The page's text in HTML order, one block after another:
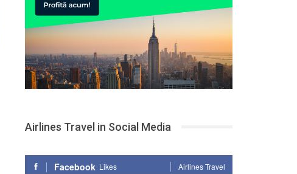
Airlines Travel in Social Media
Facebook Likes Airlines Travel